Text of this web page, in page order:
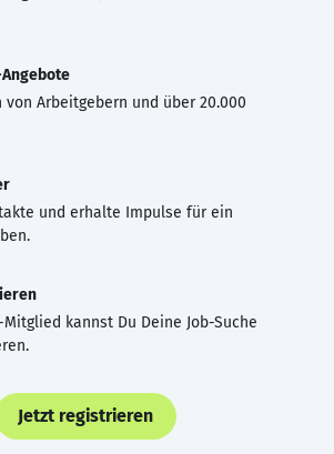
von Arbeitgebern und über 20.000
und erhalte Impulse für ein
kannst Du Deine Job-Suche
Jetzt registrieren